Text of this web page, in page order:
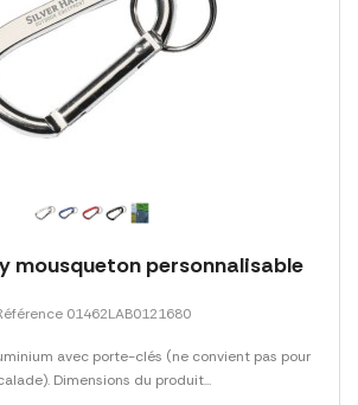
mousqueton personnalisable
01462LAB0121680
avec porte-clés (ne convient pas pour
Dimensions du produit...